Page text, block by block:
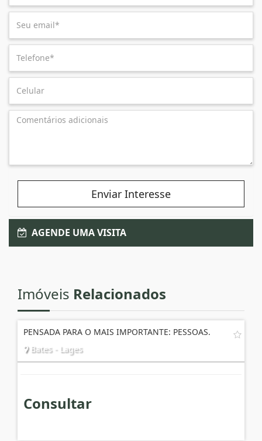
Enviar Interesse
AGENDE UMA VISITA
Imóveis Relacionados
PENSADA PARA O MAIS IMPORTANTE: PESSOAS.
Bates - Lages
Consultar